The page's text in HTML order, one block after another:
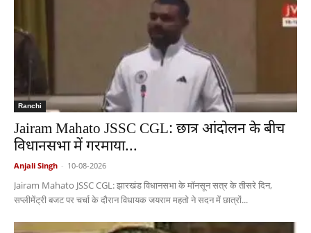
Ranchi
Jairam Mahato JSSC CGL: छात्र आंदोलन के बीच
विधानसभा में गरमाया...
Anjali Singh - 10-08-2026
Jairam Mahato JSSC CGL: झारखंड विधानसभा के मॉनसून सत्र के तीसरे दिन,
सप्लीमेंट्री बजट पर चर्चा के दौरान विधायक जयराम महतो ने सदन में छात्रों...